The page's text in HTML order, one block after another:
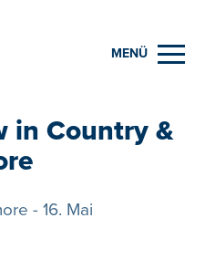
MENÜ
in Country &
- 16. Mai